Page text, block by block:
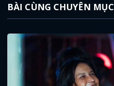
BÀI CÙNG CHUYÊN MỤC